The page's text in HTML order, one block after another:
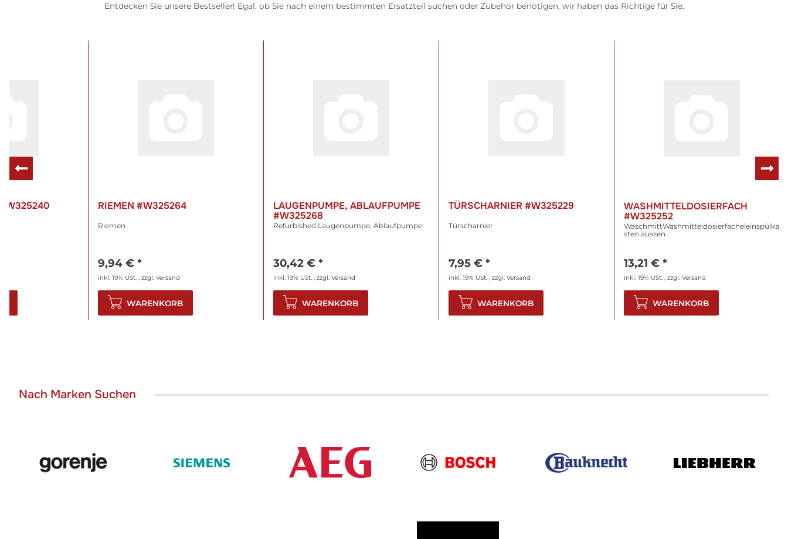
Entdecken Sie unsere Bestseller! Egal, ob Sie nach einem bestimmten Ersatzteil suchen oder Zubehör benötigen, wir haben das Richtige für Sie.
#W325240 RIEMEN #W325264
Riemen
9,94 € *
inkl. 19% USt. , zzgl. Versand
WARENKORB
LAUGENPUMPE, ABLAUFPUMPE
#W325268
Refurbished Laugenpumpe, Ablaufpumpe
30,42 € *
inkl. 19% USt. , zzgl. Versand
WARENKORB
TÜRSCHARNIER #W325229
Türscharnier
7,95 € *
inkl. 19% USt. , zzgl. Versand
WARENKORB
WASHMITTELDOSIERFACH
#W325252
WaschmittWashmitteldosierfacheleinspülka
sten aussen
13,21 € *
inkl. 19% USt. , zzgl. Versand
WARENKORB
Nach Marken Suchen